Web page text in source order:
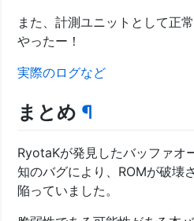
また、計測ユニットとして正
やったー！
実際のログなど
まとめ ¶
RyotaKが発見したバッファオ
知のバグにより、ROMが破壊
陥っていました。